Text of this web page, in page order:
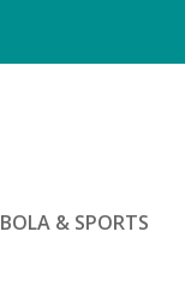
BOLA & SPORTS